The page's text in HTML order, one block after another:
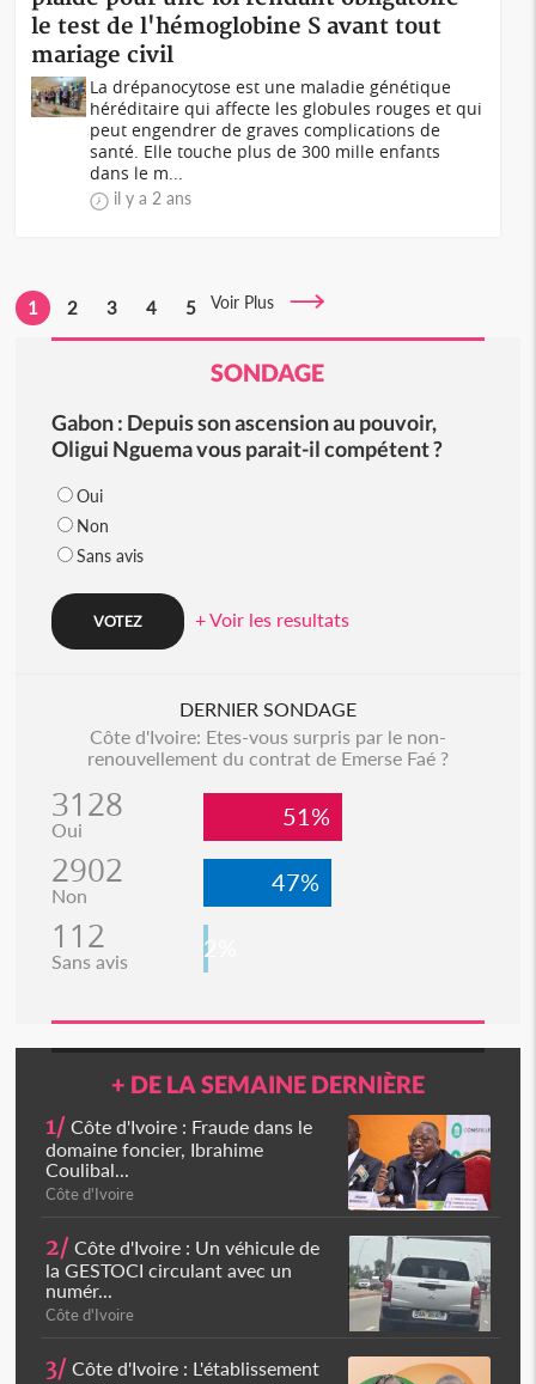
le test de l'hémoglobine S avant tout
mariage civil
La drépanocytose est une maladie génétique
héréditaire qui affecte les globules rouges et qui
peut engendrer de graves complications de
santé. Elle touche plus de 300 mille enfants
dans le m...
il y a 2 ans
1 2 3 4 5 Voir Plus
SONDAGE
Gabon : Depuis son ascension au pouvoir,
Oligui Nguema vous parait-il compétent ?
Oui
Non
Sans avis
+ Voir les resultats
DERNIER SONDAGE
Côte d'Ivoire: Etes-vous surpris par le non-
renouvellement du contrat de Emerse Faé ?
3128
Oui 51%
2902
Non 47%
112
Sans avis 2%
+ DE LA SEMAINE DERNIÈRE
1/ Côte d'Ivoire : Fraude dans le
domaine foncier, Ibrahime
Coulibal...
Côte d'Ivoire
2/ Côte d'Ivoire : Un véhicule de
la GESTOCI circulant avec un
numér...
Côte d'Ivoire
3/ Côte d'Ivoire : L'établissement